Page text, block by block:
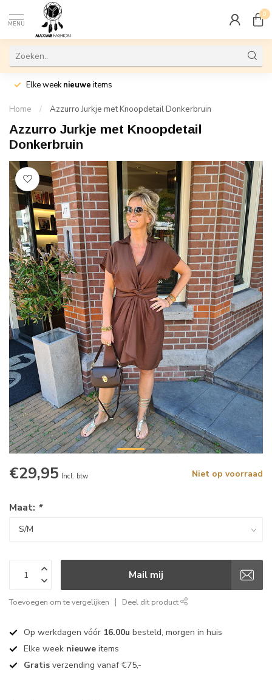
MENU
0
Elke weeknieuwe items
Home / Azzurro Jurkje met Knoopdetail Donkerbruin
Azzurro Jurkje met Knoopdetail
Donkerbruin
€29,95 Incl. btw Niet op voorraad
Maat: *
Mail mij
Toevoegen om te vergelijken Deel dit product
Op werkdagen vóór 16.00u besteld, morgen in huis
Elke week nieuwe items
Gratis verzending vanaf €75,-